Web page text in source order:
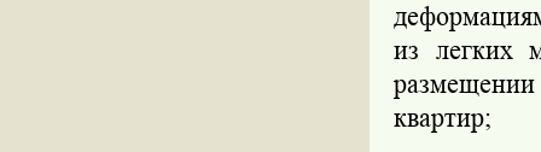
из легких
квартир;